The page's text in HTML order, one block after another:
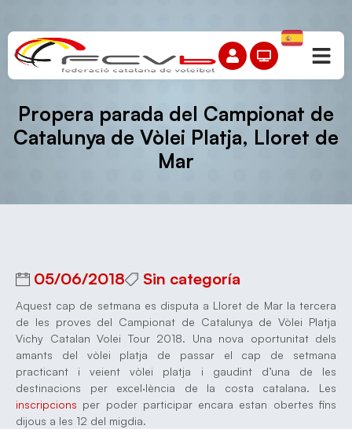
Propera parada del Campionat de
Catalunya de Vòlei Platja, Lloret de
Mar
05/06/2018 Sin categoría
Aquest cap de setmana es disputa a Lloret de Mar la tercera
de les proves del Campionat de Catalunya de Vòlei Platja
Vichy Catalan Volei Tour 2018. Una nova oportunitat dels
amants del vòlei platja de passar el cap de setmana
practicant i veient vòlei platja i gaudint d’una de les
destinacions per excel·lència de la costa catalana. Les
inscripcions per poder participar encara estan obertes fins
dijous a les 12 del migdia.